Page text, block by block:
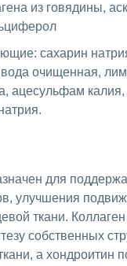
из говядины,
сахарин
очищенная,
ацесульфам калия,
для
улучшения
ткани. Коллаген
собственных
а хондроитин